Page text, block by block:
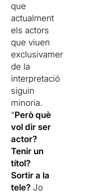
que
actualment
els actors
que viuen
exclusivament
de la
interpretació
siguin
minoria.
“Però què
vol dir ser
actor?
Tenir un
títol?
Sortir a la
tele? Jo